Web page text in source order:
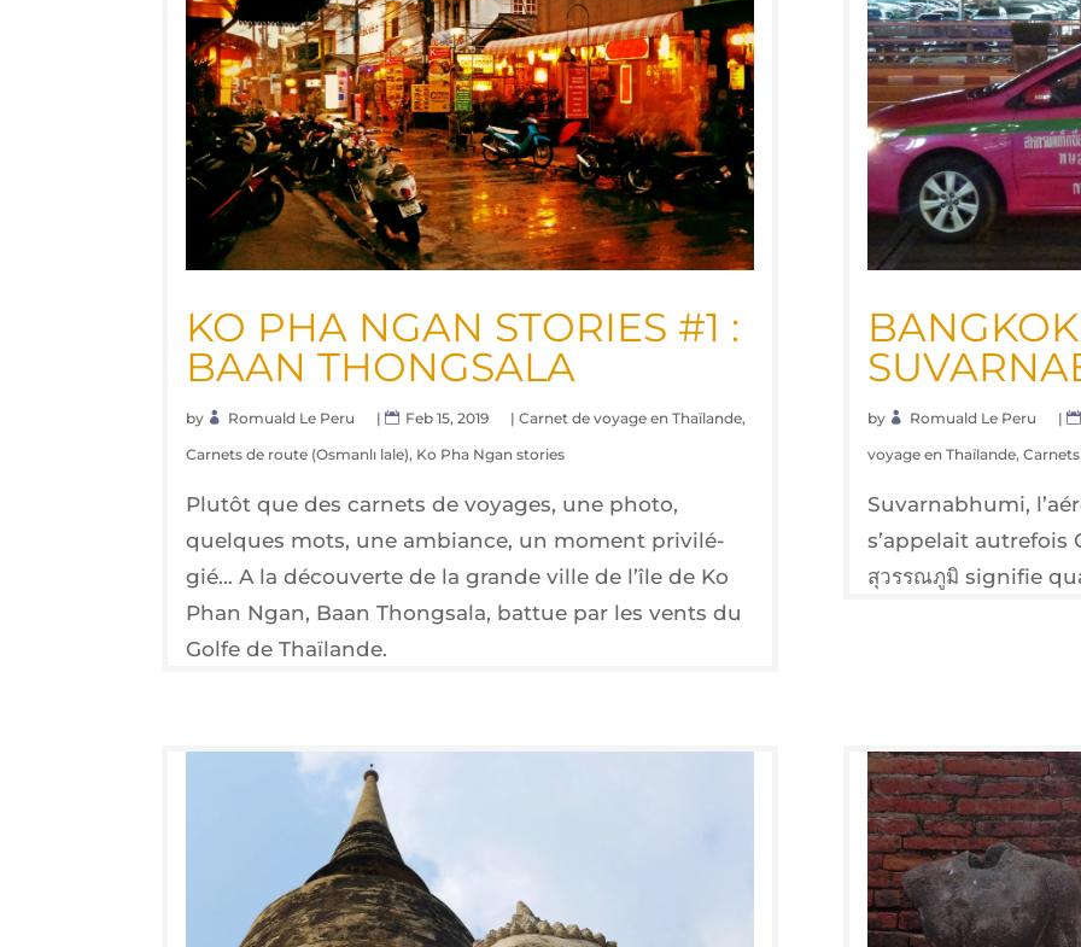
KO PHA NGAN STO­RIES #1 :
BAAN THONGSALA
by Romuald Le Peru | Feb 15, 2019 |Carnet de voyage en Thaïlande,
Carnets de route (Osmanlı lale), Ko Pha Ngan stories
Plu­tôt que des car­nets de voyages, une pho­to,
quelques mots, une ambiance, un moment pri­vi­lé­
gié… A la décou­verte de la grande ville de l’île de Ko
Phan Ngan, Baan Thong­sa­la, bat­tue par les vents du
Golfe de Thaïlande.
by Romuald Le Peru
|
voyage en Thaïlande,
Suvar­nabhu­mi,
s’ap­pe­lait autre­fois
สุวรรณภูมิ signi­fie